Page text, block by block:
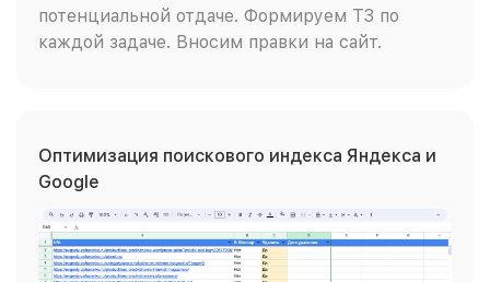
потенциальной отдаче. Формируем ТЗ по
каждой задаче. Вносим правки на сайт.
Оптимизация поискового индекса Яндекса и
Google